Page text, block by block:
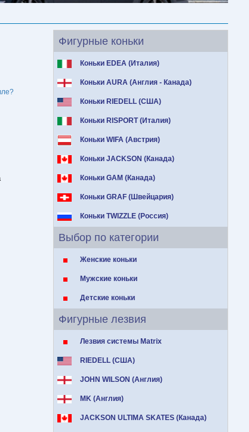
Фигурные коньки
Коньки EDEA (Италия)
Коньки AURA (Англия - Канада)
Коньки RIEDELL (США)
Коньки RISPORT (Италия)
Коньки WIFA (Австрия)
Коньки JACKSON (Канада)
Коньки GAM (Канада)
Коньки GRAF (Швейцария)
Коньки TWIZZLE (Россия)
Выбор по категории
Женские коньки
Мужские коньки
Детские коньки
Фигурные лезвия
Лезвия системы Matrix
RIEDELL (США)
JOHN WILSON (Англия)
MK (Англия)
JACKSON ULTIMA SKATES (Канада)